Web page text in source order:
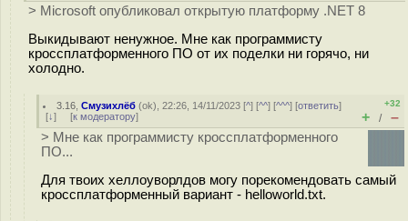
> Microsoft опубликовал открытую платформу .NET 8
Выкидывают ненужное. Мне как программисту
кроссплатформенного ПО от их поделки ни горячо, ни
холодно.
3.16 ,Смузихлёб (ok), 22:26, 14/11/2023 [^] [^^] [^^^] [ответить]
[↓] [к модератору]
+32
+ / –
> Мне как программисту кроссплатформенного
ПО...
Для твоих хеллоуворлдов могу порекомендовать самый
кроссплатформенный вариант - helloworld.txt.